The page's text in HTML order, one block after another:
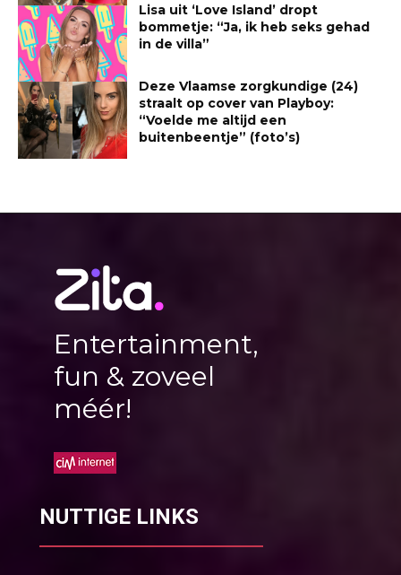
Lisa uit ‘Love Island’ dropt
bommetje: “Ja, ik heb seks gehad
in de villa”
Deze Vlaamse zorgkundige (24)
straalt op cover van Playboy:
“Voelde me altijd een
buitenbeentje” (foto’s)
Entertainment,
fun & zoveel
méér!
NUTTIGE LINKS